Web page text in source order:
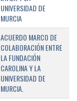
UNIVERSIDAD DE
MURCIA
ACUERDO MARCO DE
COLABORACIÓN ENTRE
LA FUNDACIÓN
CAROLINA Y LA
UNIVERSIDAD DE
MURCIA.